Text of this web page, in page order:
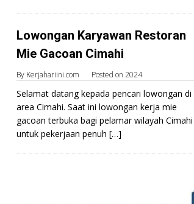
Lowongan Karyawan Restoran
Mie Gacoan Cimahi
By Kerjahariini.com Posted on 2024
Selamat datang kepada pencari lowongan di
area Cimahi. Saat ini lowongan kerja mie
gacoan terbuka bagi pelamar wilayah Cimahi
untuk pekerjaan penuh […]